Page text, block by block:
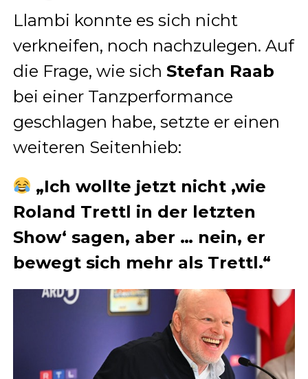
Llambi konnte es sich nicht
verkneifen, noch nachzulegen. Auf
die Frage, wie sich Stefan Raab
bei einer Tanzperformance
geschlagen habe, setzte er einen
weiteren Seitenhieb:
„Ich wollte jetzt nicht ‚wie
Roland Trettl in der letzten
Show‘ sagen, aber … nein, er
bewegt sich mehr als Trettl.“